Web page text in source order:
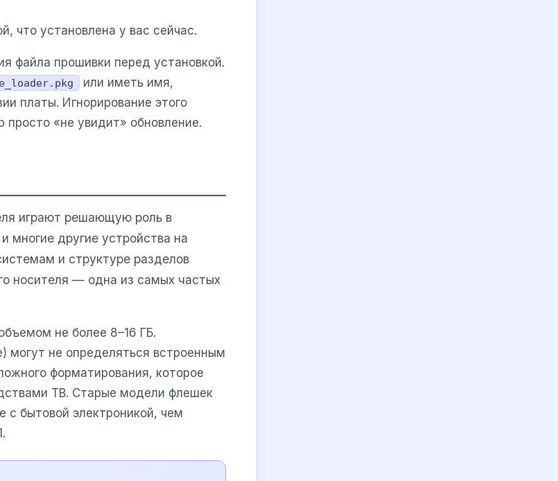
что установлена у вас сейчас.
файла прошивки перед установкой.
или иметь имя,
платы. Игнорирование этого
просто «не увидит» обновление.
играют решающую роль в
и многие другие устройства на
и структуре разделов
носителя — одна из самых частых
не более 8–16 ГБ.
могут не определяться встроенным
форматирования, которое
ТВ. Старые модели флешек
с бытовой электроникой, чем